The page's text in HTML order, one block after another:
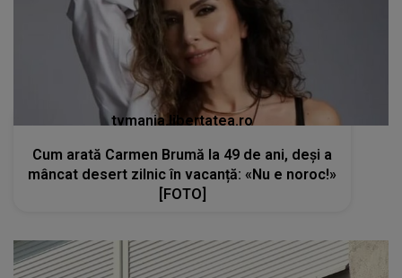
tvmania.libertatea.ro
Cum arată Carmen Brumă la 49 de ani, deși a
mâncat desert zilnic în vacanță: «Nu e noroc!»
[FOTO]